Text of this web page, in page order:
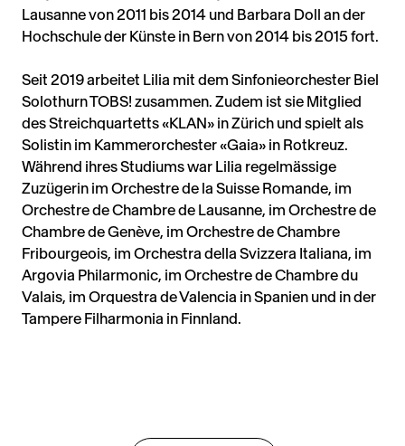
Lausanne von 2011 bis 2014 und Barbara Doll an der
Hochschule der Künste in Bern von 2014 bis 2015 fort.
Seit 2019 arbeitet Lilia mit dem Sinfonieorchester Biel
Solothurn TOBS! zusammen. Zudem ist sie Mitglied
des Streichquartetts «KLAN» in Zürich und spielt als
Solistin im Kammerorchester «Gaia» in Rotkreuz.
Während ihres Studiums war Lilia regelmässige
Zuzügerin im Orchestre de la Suisse Romande, im
Orchestre de Chambre de Lausanne, im Orchestre de
Chambre de Genève, im Orchestre de Chambre
Fribourgeois, im Orchestra della Svizzera Italiana, im
Argovia Philarmonic, im Orchestre de Chambre du
Valais, im Orquestra de Valencia in Spanien und in der
Tampere Filharmonia in Finnland.